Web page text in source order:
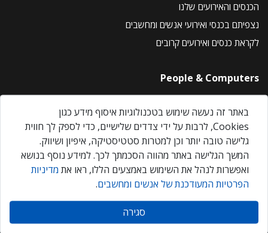
הכנסים והאירועים שלנו
נצפיתם בכנסי ואירועי אנשים ומחשבים
לקראת כנסים ואירועים קרובים
People & Computers
About Us
Privacy Policy
Contact Us
Our Events
אנשים ומחשבים © 2026 – כל הזכויות שמורות
באתר זה נעשה שימוש בטכנולוגיות איסוף מידע כגון
Cookies, לרבות על ידי צדדים שלישיים, כדי לספק לך חווית
גלישה טובה יותר וכן למטרות סטטיסטיקה, איפיון ושיווק.
המשך הגלישה באתר מהווה הסכמתך לכך. למידע נוסף בנושא
ואפשרות לנהל את השימוש באמצעים הללו, ראו את מדיניות
הפרטיות המעודכנת של אנשים ומחשבים.
סגירה